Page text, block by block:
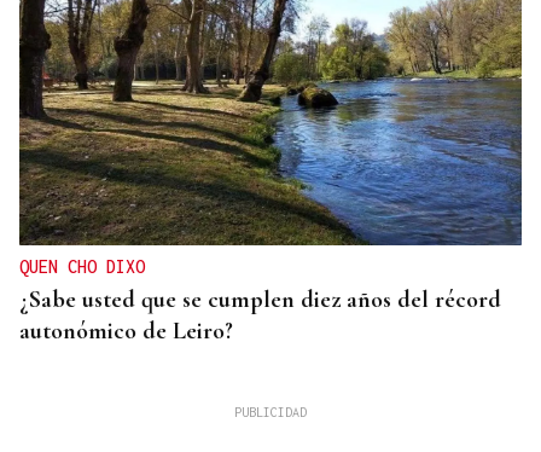
QUEN CHO DIXO
¿Sabe usted que se cumplen diez años del récord
autonómico de Leiro?